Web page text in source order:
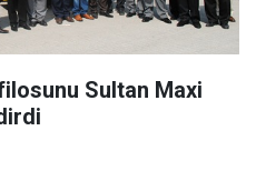
Sultan Maxi